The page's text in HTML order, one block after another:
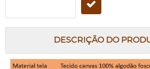
DESCRIÇÃO DO